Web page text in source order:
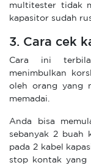
multitester tidak
kapasitor sudah
3. Cara cek
Cara ini
menimbulkan
oleh orang yang
memadai.
Anda bisa
sebanyak 2 buah
pada 2 kabel
stop kontak yang